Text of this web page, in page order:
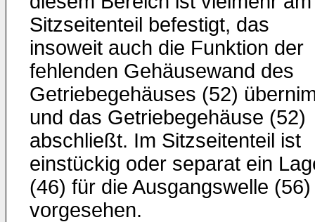
Sitzseitenteil befestigt, das
insoweit auch die Funktion der
fehlenden Gehäusewand des
Getriebegehäuses (52)
und das Getriebegehäuse (52)
abschließt. Im Sitzseitenteil ist
einstückig oder separat ein
(46) für die Ausgangswelle (56)
vorgesehen.